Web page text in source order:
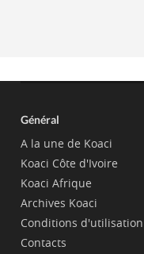
Général
A la une de Koaci
Koaci Côte d'Ivoire
Koaci Afrique
Archives Koaci
Conditions d'utilisation
Contacts